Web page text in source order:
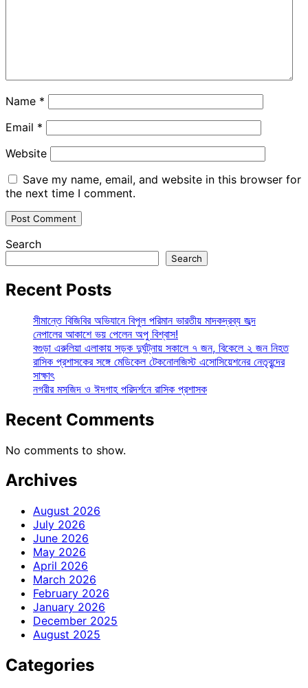
Name *
Email *
Website
Save my name, email, and website in this browser for
the next time I comment.
Search
Search
Recent Posts
সীমান্তে বিজিবির অভিযানে বিপুল পরিমান ভারতীয় মাদকদ্রব্য জব্দ
নেপালের আকাশে ভয় পেলেন অপু বিশ্বাস!
বগুড়া এরুলিয়া এলাকায় সড়ক দুর্ঘট্নায় সকালে ৭ জন, বিকেলে ২ জন নিহত
রাসিক প্রশাসকের সঙ্গে মেডিকেল টেকনোলজিস্ট এসোসিয়েশনের নেতৃবৃন্দের
সাক্ষাৎ
নগরীর মসজিদ ও ঈদগাহ পরিদর্শনে রাসিক প্রশাসক
Recent Comments
No comments to show.
Archives
August 2026
July 2026
June 2026
May 2026
April 2026
March 2026
February 2026
January 2026
December 2025
August 2025
Categories